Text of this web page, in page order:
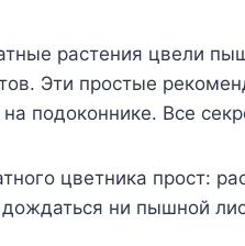
растения цвели
Эти простые
подоконнике. Все
цветника прост:
ни пышной